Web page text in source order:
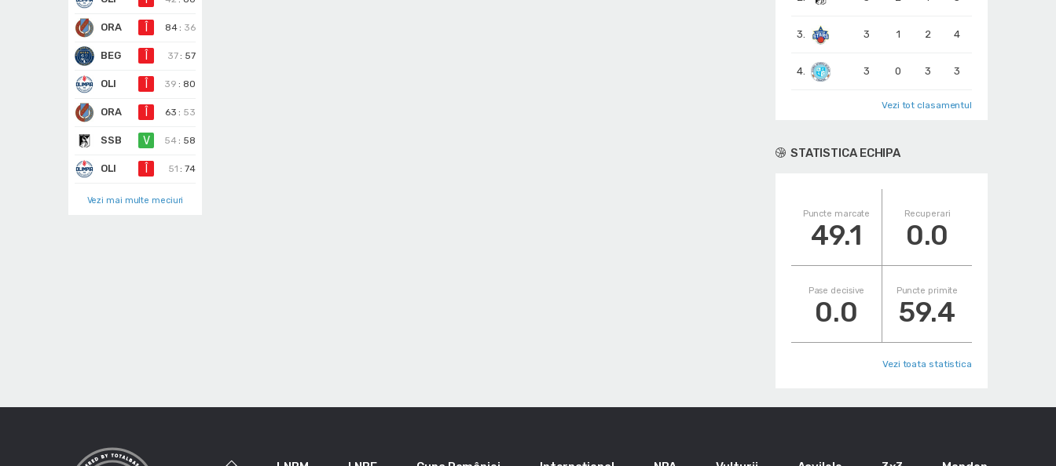
ORA 84 : 36
BEG 37 : 57
OLI 39 : 80
ORA 63 : 53
SSB V 54 : 58
OLI 51 :74
Vezi mai multe meciuri
3. 3 1 2 4
4. 3 0 3 3
Vezi tot clasamentul
STATISTICA ECHIPA
Puncte marcate
49.1
Recuperari
0.0
Pase decisive
0.0
Puncte primite
59.4
Vezi toata statistica